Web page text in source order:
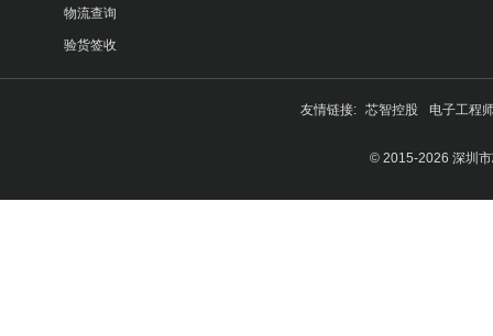
物流查询
验货签收
友情链接: 芯智控股 电子工程
© 2015-2026 深圳